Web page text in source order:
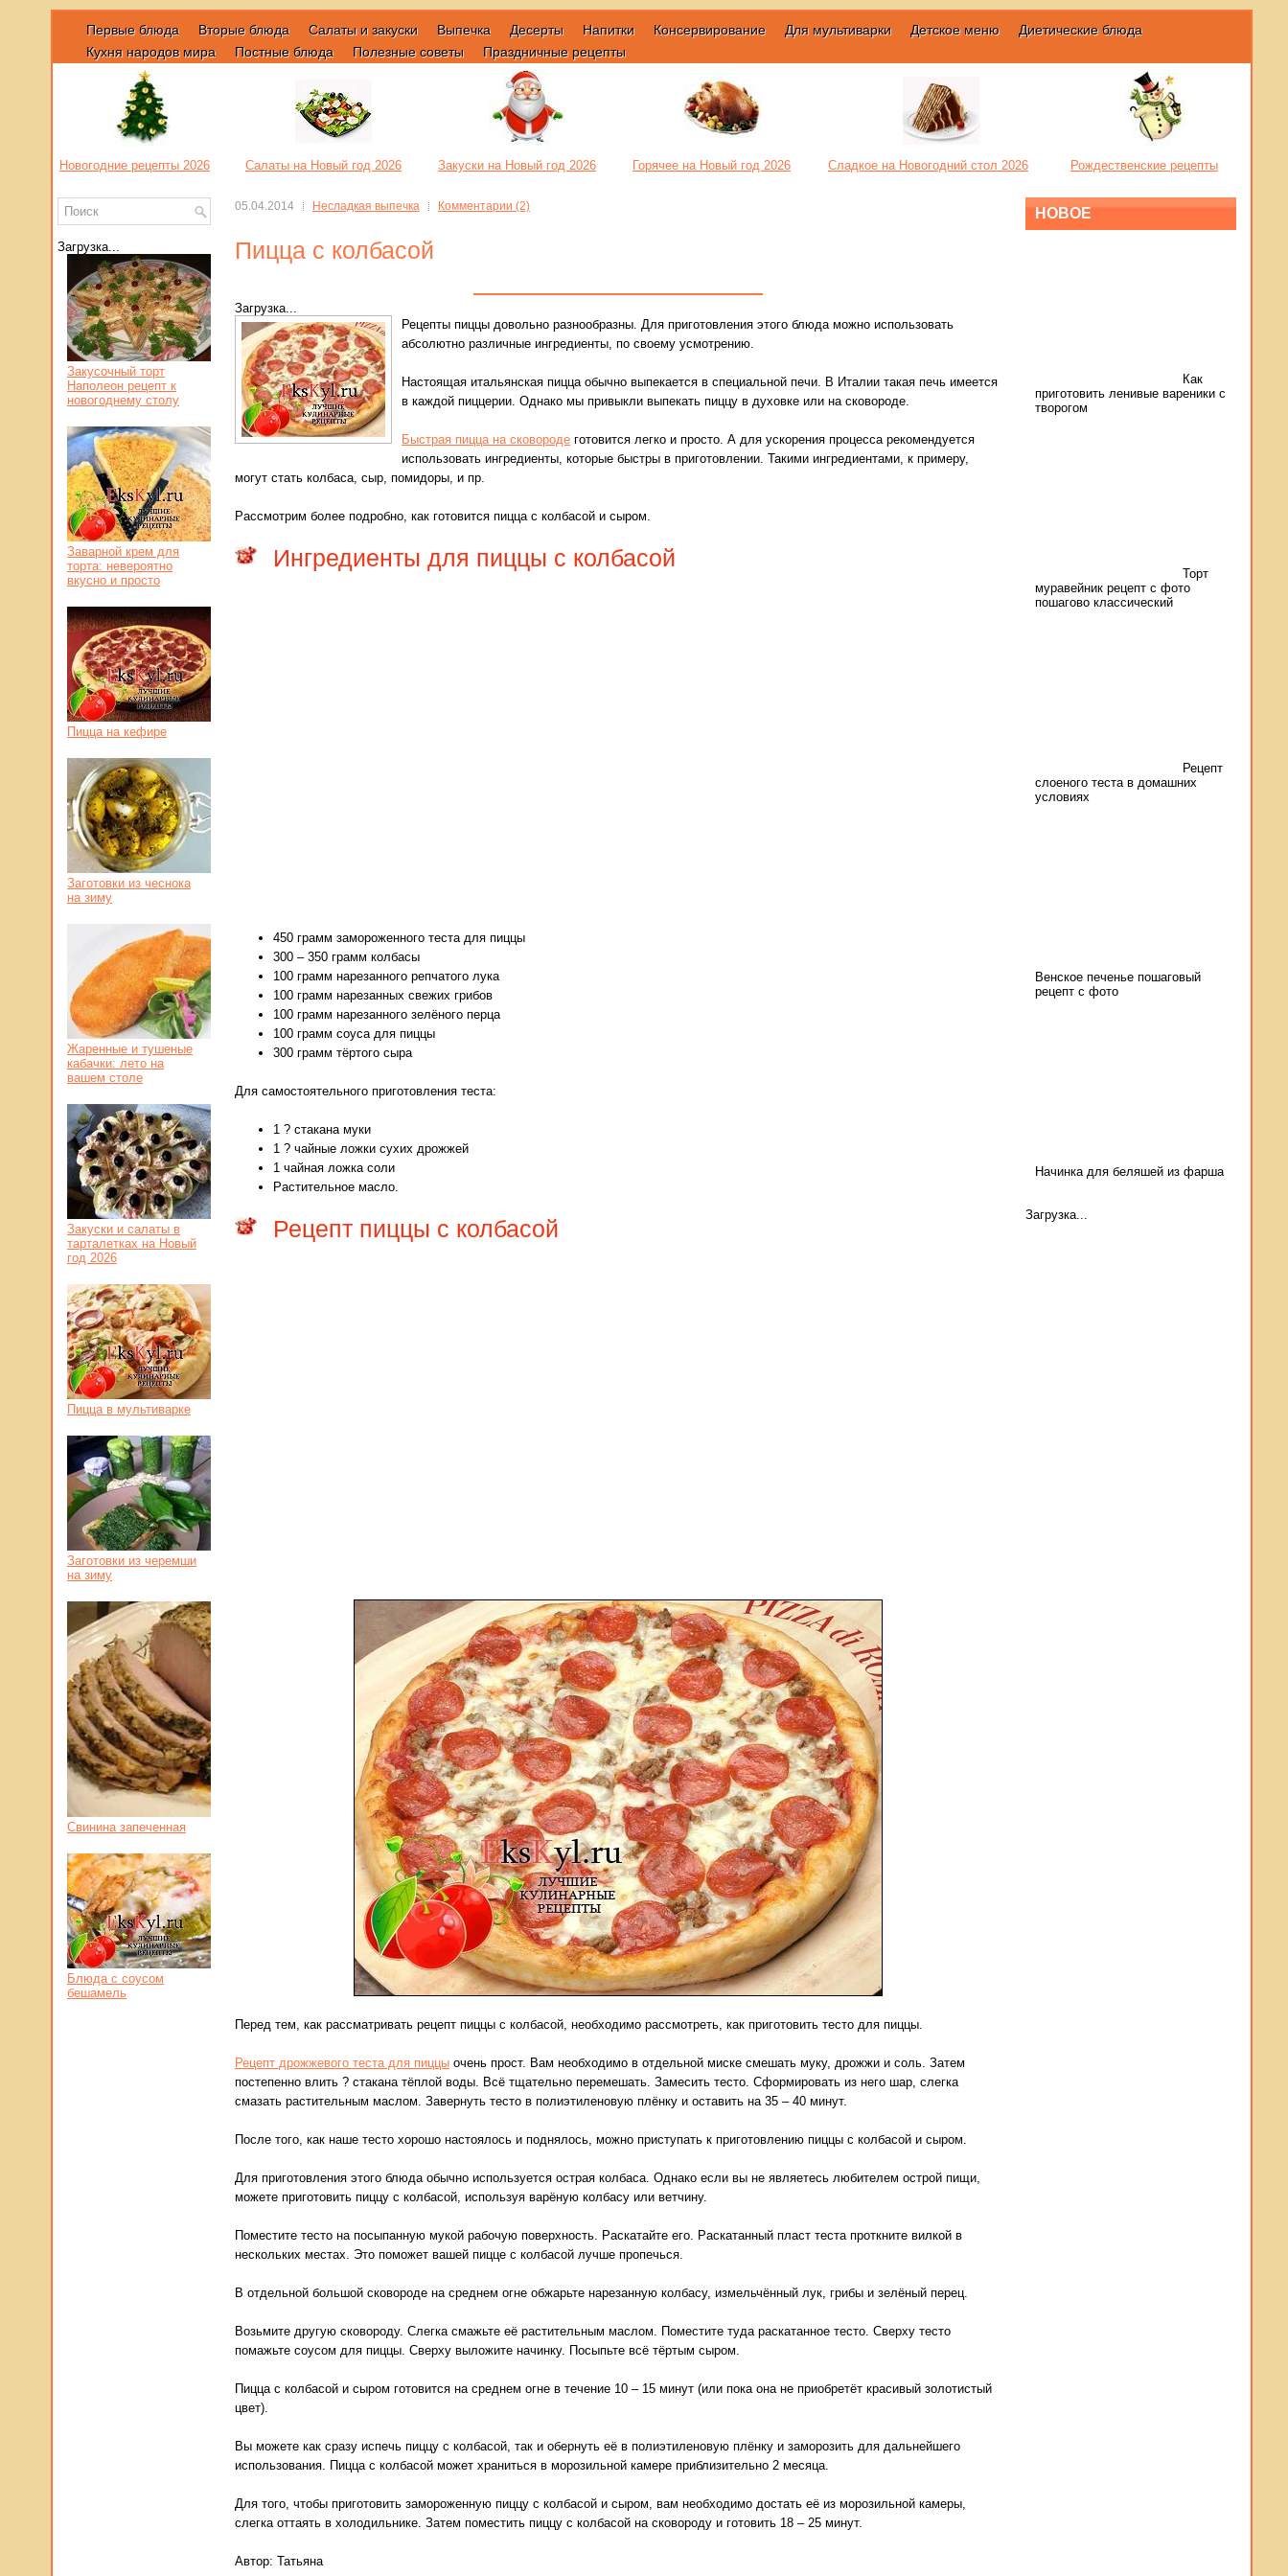
Первые блюда Вторые блюда Салаты и закуски Выпечка Десерты Напитки Консервирование Для мультиварки Детское меню
Диетические блюда
Кухня народов мира
Постные блюда Полезные советы Праздничные рецепты
Новогодние рецепты 2026 Салаты на Новый год 2026 Закуски на Новый год 2026 Горячее на Новый год 2026 Сладкое на Новогодний стол 2026 Рождественские рецепты
05.04.2014 Несладкая выпечка Комментарии (2)
Пицца с колбасой
Загрузка...
Рецепты пиццы довольно разнообразны. Для приготовления этого блюда можно использовать
абсолютно различные ингредиенты, по своему усмотрению.
Настоящая итальянская пицца обычно выпекается в специальной печи. В Италии такая печь имеется
в каждой пиццерии. Однако мы привыкли выпекать пиццу в духовке или на сковороде.
Быстрая пицца на сковороде готовится легко и просто. А для ускорения процесса рекомендуется
использовать ингредиенты, которые быстры в приготовлении. Такими ингредиентами, к примеру,
могут стать колбаса, сыр, помидоры, и пр.
Рассмотрим более подробно, как готовится пицца с колбасой и сыром.
Ингредиенты для пиццы с колбасой
450 грамм замороженного теста для пиццы
300 – 350 грамм колбасы
100 грамм нарезанного репчатого лука
100 грамм нарезанных свежих грибов
100 грамм нарезанного зелёного перца
100 грамм соуса для пиццы
300 грамм тёртого сыра
Для самостоятельного приготовления теста:
1 ? стакана муки
1 ? чайные ложки сухих дрожжей
1 чайная ложка соли
Растительное масло.
Рецепт пиццы с колбасой
Перед тем, как рассматривать рецепт пиццы с колбасой, необходимо рассмотреть, как приготовить тесто для пиццы.
Рецепт дрожжевого теста для пиццы очень прост. Вам необходимо в отдельной миске смешать муку, дрожжи и соль. Затем
постепенно влить ? стакана тёплой воды. Всё тщательно перемешать. Замесить тесто. Сформировать из него шар, слегка
смазать растительным маслом. Завернуть тесто в полиэтиленовую плёнку и оставить на 35 – 40 минут.
После того, как наше тесто хорошо настоялось и поднялось, можно приступать к приготовлению пиццы с колбасой и сыром.
Для приготовления этого блюда обычно используется острая колбаса. Однако если вы не являетесь любителем острой пищи,
можете приготовить пиццу с колбасой, используя варёную колбасу или ветчину.
Поместите тесто на посыпанную мукой рабочую поверхность. Раскатайте его. Раскатанный пласт теста проткните вилкой в
нескольких местах. Это поможет вашей пицце с колбасой лучше пропечься.
В отдельной большой сковороде на среднем огне обжарьте нарезанную колбасу, измельчённый лук, грибы и зелёный перец.
Возьмите другую сковороду. Слегка смажьте её растительным маслом. Поместите туда раскатанное тесто. Сверху тесто
помажьте соусом для пиццы. Сверху выложите начинку. Посыпьте всё тёртым сыром.
Пицца с колбасой и сыром готовится на среднем огне в течение 10 – 15 минут (или пока она не приобретёт красивый золотистый
цвет).
Вы можете как сразу испечь пиццу с колбасой, так и обернуть её в полиэтиленовую плёнку и заморозить для дальнейшего
использования. Пицца с колбасой может храниться в морозильной камере приблизительно 2 месяца.
Для того, чтобы приготовить замороженную пиццу с колбасой и сыром, вам необходимо достать её из морозильной камеры,
слегка оттаять в холодильнике. Затем поместить пиццу с колбасой на сковороду и готовить 18 – 25 минут.
Автор: Татьяна
Загрузка...
Закусочный торт
Наполеон рецепт к
новогоднему столу
Заварной крем для
торта: невероятно
вкусно и просто
Пицца на кефире
Заготовки из чеснока
на зиму
Жаренные и тушеные
кабачки: лето на
вашем столе
Закуски и салаты в
тарталетках на Новый
год 2026
Пицца в мультиварке
Заготовки из черемши
на зиму
Свинина запеченная
Блюда с соусом
бешамель
НОВОЕ
Как
приготовить ленивые вареники с
творогом
Торт
муравейник рецепт с фото
пошагово классический
Рецепт
слоеного теста в домашних
условиях
Венское печенье пошаговый
рецепт с фото
Начинка для беляшей из фарша
Загрузка...